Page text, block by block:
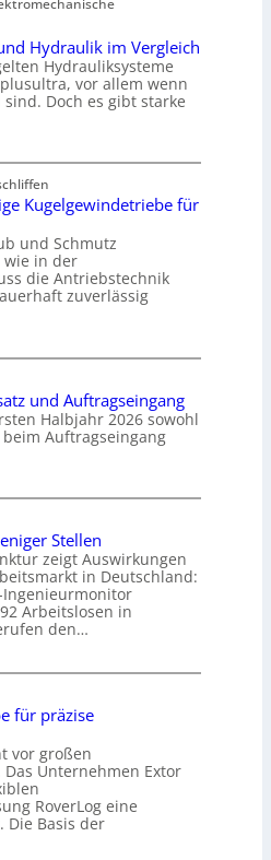
Hydraulik im Vergleich
Hydrauliksysteme
vor allem wenn
Doch es gibt starke
Kugelgewindetriebe für
und Schmutz
wie in der
die Antriebstechnik
zuverlässig
und Auftragseingang
Halbjahr 2026 sowohl
Auftragseingang
Stellen
zeigt Auswirkungen
in Deutschland:
Ingenieurmonitor
Arbeitslosen in
den…
für präzise
vor großen
Unternehmen Extor
RoverLog eine
Die Basis der